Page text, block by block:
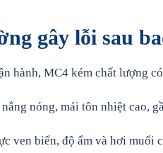
gây lỗi sau
hành, MC4 kém chất lượng
nóng, mái tôn nhiệt cao,
ven biển, độ ẩm và hơi